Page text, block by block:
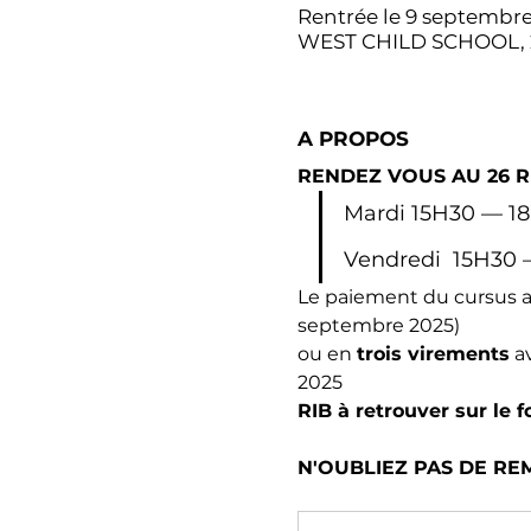
Rentrée le 9
WEST CHILD
A PROPOS
RENDEZ VOUS AU 26
Mardi 15H30 —
Vendredi
Le paiement du cursus
septembre 2025)
ou en trois virements
2025
RIB à retrouver sur le
N'OUBLIEZ PAS DE